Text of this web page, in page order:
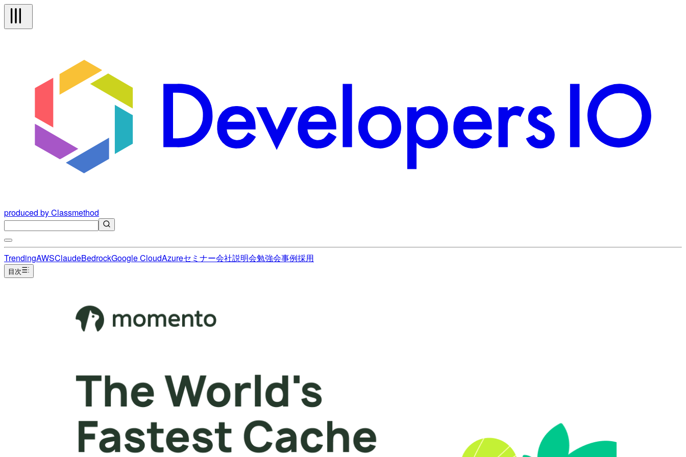
produced by Classmethod
TrendingAWSClaudeBedrockGoogle CloudAzureセミナー会社説明会勉強会事例採用
目次